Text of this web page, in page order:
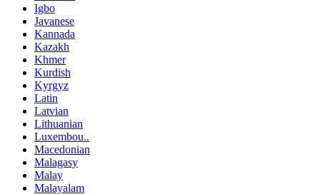
Igbo
Javanese
Kannada
Kazakh
Khmer
Kurdish
Kyrgyz
Latin
Latvian
Lithuanian
Luxembou..
Macedonian
Malagasy
Malay
Malayalam